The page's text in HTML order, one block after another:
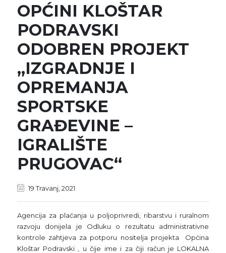
OPĆINI KLOŠTAR
PODRAVSKI
ODOBREN PROJEKT
„IZGRADNJE I
OPREMANJA
SPORTSKE
GRAĐEVINE –
IGRALIŠTE
PRUGOVAC“
19 Travanj, 2021
Agencija za plaćanja u poljoprivredi, ribarstvu i ruralnom
razvoju donijela je Odluku o rezultatu administrativne
kontrole zahtjeva za potporu nositelja projekta Općina
Kloštar Podravski , u čije ime i za čiji račun je LOKALNA